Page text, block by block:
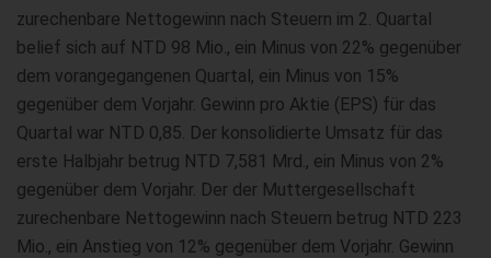
zurechenbare Nettogewinn nach Steuern im 2. Quartal
belief sich auf NTD 98 Mio., ein Minus von 22% gegenüber
dem vorangegangenen Quartal, ein Minus von 15%
gegenüber dem Vorjahr. Gewinn pro Aktie (EPS) für das
Quartal war NTD 0,85. Der konsolidierte Umsatz für das
erste Halbjahr betrug NTD 7,581 Mrd., ein Minus von 2%
gegenüber dem Vorjahr. Der der Muttergesellschaft
zurechenbare Nettogewinn nach Steuern betrug NTD 223
Mio., ein Anstieg von 12% gegenüber dem Vorjahr. Gewinn